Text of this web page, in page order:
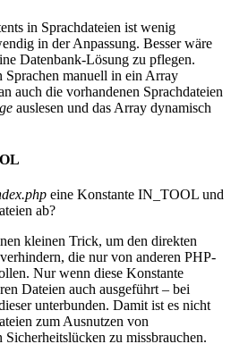
in Sprachdateien ist wenig
in der Anpassung. Besser wäre
Datenbank-Lösung zu pflegen.
Sprachen manuell in ein Array
auch die vorhandenen Sprachdateien
auslesen und das Array dynamisch
eine Konstante IN_TOOL und
ab?
kleinen Trick, um den direkten
die nur von anderen PHP-
Nur wenn diese Konstante
Dateien auch ausgeführt – bei
unterbunden. Damit ist es nicht
zum Ausnutzen von
zu missbrauchen.